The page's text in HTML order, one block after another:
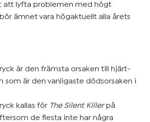
att lyfta problemen med högt
ämnet vara högaktuellt alla årets
är den främsta orsaken till hjärt-
som är den vanligaste dödsorsaken i
kallas för The Silent Killerpå
de flesta inte har några